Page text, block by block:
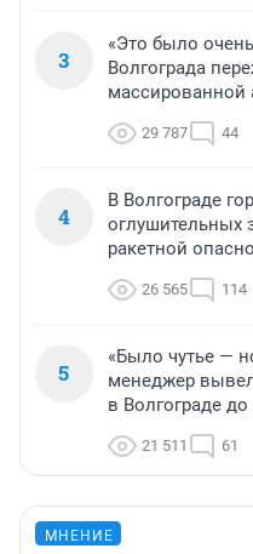
3
«Это было
Волгограда
массированной
29 787 44
4
В Волгограде
оглушительных
ракетной
26 565 114
5
«Было чутье —
менеджер
в Волгограде
21 511 61
МНЕНИЕ